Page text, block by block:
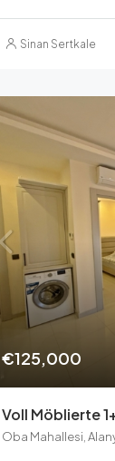
Sinan Sertkale
€125,000
Oba Mahallesi,